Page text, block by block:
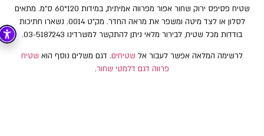
שטיח פסיפס ירוק שחור אפור מפרווה אמיתית, במידות 120*60 ס"מ. מתאים
לסלון או לצד מיטה ומשפר את מראה החדר. מק"ט 0014. נשארו חתיכות
בודדות מכל שטיח, לבירור מלאי ניתן להתקשר למשרדינו 03-5187243.
לרשימה המלאה אפשר לעבור אלשטיחים. דגם משלים נוסף הואשטיח
פרווה דגם דלמטי שחור.